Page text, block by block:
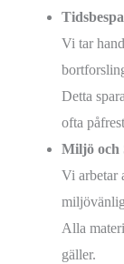
Vi tar
Detta
ofta
Miljö och
Vi arbetar
Alla
gäller.